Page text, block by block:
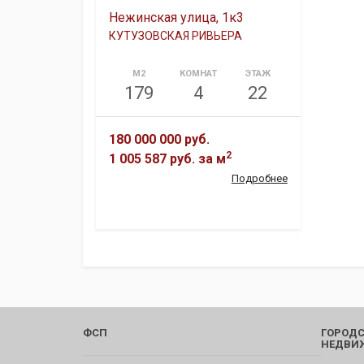
Нежинская улица, 1к3
КУТУЗОВСКАЯ РИВЬЕРА
М2
179
КОМНАТ
4
ЭТАЖ
22
180 000 000 руб.
1 005 587 руб. за м2
Подробнее
ФСП